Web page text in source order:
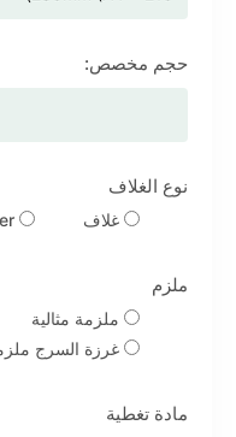
حجم مخصص:
نوع الغلاف
غلاف Softcover
ملزم
ملزمة مثالية
غرزة السرج ملزمة
مادة تغطية